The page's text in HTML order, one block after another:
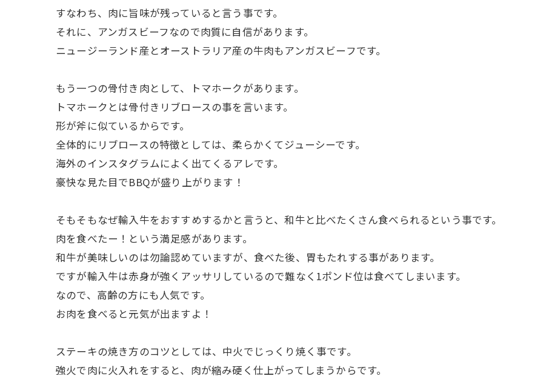
すなわち、肉に旨味が残っていると言う事です。
それに、アンガスビーフなので肉質に自信があります。
ニュージーランド産とオーストラリア産の牛肉もアンガスビーフです。
もう一つの骨付き肉として、トマホークがあります。
トマホークとは骨付きリブロースの事を言います。
形が斧に似ているからです。
全体的にリブロースの特徴としては、柔らかくてジューシーです。
海外のインスタグラムによく出てくるアレです。
豪快な見た目でBBQが盛り上がります！
そもそもなぜ輸入牛をおすすめするかと言うと、和牛と比べたくさん食べられるという事です。
肉を食べたー！という満足感があります。
和牛が美味しいのは勿論認めていますが、食べた後、胃もたれする事があります。
ですが輸入牛は赤身が強くアッサリしているので難なく1ポンド位は食べてしまいます。
なので、高齢の方にも人気です。
お肉を食べると元気が出ますよ！
ステーキの焼き方のコツとしては、中火でじっくり焼く事です。
強火で肉に火入れをすると、肉が縮み硬く仕上がってしまうからです。